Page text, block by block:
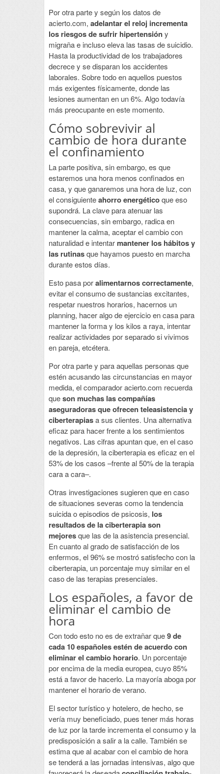
Por otra parte y según los datos de
acierto.com, adelantar el reloj incrementa
los riesgos de sufrir hipertensióny
migraña e incluso eleva las tasas de suicidio.
Hasta la productividad de los trabajadores
decrece y se disparan los accidentes
laborales. Sobre todo en aquellos puestos
más exigentes físicamente, donde las
lesiones aumentan en un 6%. Algo todavía
más preocupante en este momento.
Cómo sobrevivir al
cambio de hora durante
el confinamiento
La parte positiva, sin embargo, es que
estaremos una hora menos confinados en
casa, y que ganaremos una hora de luz, con
el consiguienteahorro energéticoque eso
supondrá. La clave para atenuar las
consecuencias, sin embargo, radica en
mantener la calma, aceptar el cambio con
naturalidad e intentarmantener los hábitos y
las rutinasque hayamos puesto en marcha
durante estos días.
Esto pasa poralimentarnos correctamente,
evitar el consumo de sustancias excitantes,
respetar nuestros horarios, hacernos un
planning, hacer algo de ejercicio en casa para
mantener la forma y los kilos a raya, intentar
realizar actividades por separado si vivimos
en pareja, etcétera.
Por otra parte y para aquellas personas que
estén acusando las circunstancias en mayor
medida, el comparador acierto.com recuerda
queson muchas las compañías
aseguradoras que ofrecen teleasistencia y
ciberterapiasa sus clientes. Una alternativa
eficaz para hacer frente a los sentimientos
negativos. Las cifras apuntan que, en el caso
de la depresión, la ciberterapia es eficaz en el
53% de los casos –frente al 50% de la terapia
cara a cara–.
Otras investigaciones sugieren que en caso
de situaciones severas como la tendencia
suicida o episodios de psicosis, los
resultados de la ciberterapia son
mejoresque las de la asistencia presencial.
En cuanto al grado de satisfacción de los
enfermos, el 96% se mostró satisfecho con la
ciberterapia, un porcentaje muy similar en el
caso de las terapias presenciales.
Los españoles, a favor de
eliminar el cambio de
hora
Con todo esto no es de extrañar que9 de
cada 10 españoles estén de acuerdo con
eliminar el cambio horario. Un porcentaje
por encima de la media europea, cuyo 85%
está a favor de hacerlo. La mayoría aboga por
mantener el horario de verano.
El sector turístico y hotelero, de hecho, se
vería muy beneficiado, pues tener más horas
de luz por la tarde incrementa el consumo y la
predisposición a salir a la calle. También se
estima que al acabar con el cambio de hora
se tenderá a las jornadas intensivas, algo que